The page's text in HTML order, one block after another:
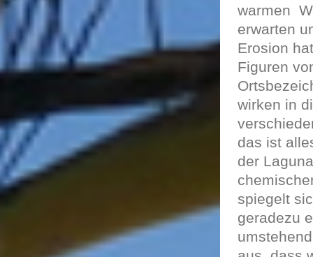
warmen
erwarten
Erosion
Figuren
wirken in
das ist
der
spiegelt
geradezu